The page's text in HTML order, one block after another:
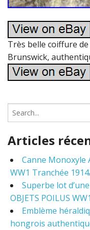
Très belle coiffure de
Brunswick,
e
r
h
o
Articles
Canne Monoxyle
WW1 Tranchée
Superbe lot
OBJETS POILUS
Emblème
hongrois